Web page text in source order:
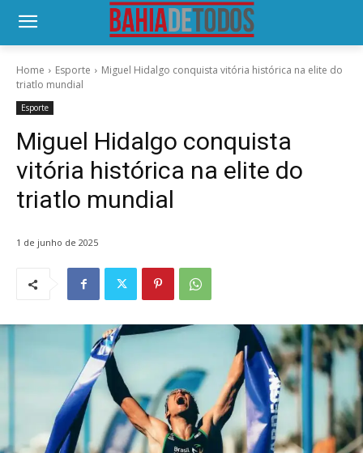
Home Esporte
Miguel Hidalgo conquista vitória histórica na elite do
triatlo mundial
Esporte
Miguel Hidalgo conquista
vitória histórica na elite do
triatlo mundial
1 de junho de 2025